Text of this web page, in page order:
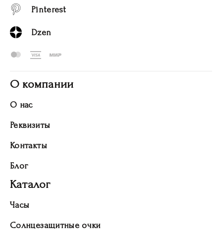
Pinterest
Dzen
О компании
О нас
Реквизиты
Контакты
Блог
Каталог
Часы
Солнцезащитные очки